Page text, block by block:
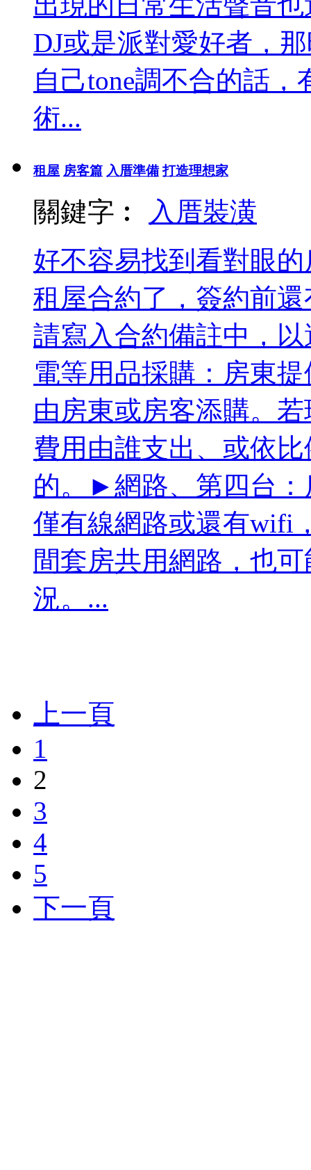
DJ或是派對愛好者，
自己tone調不合的話
術...
租屋 房客篇 入厝準備 打造理想家
關鍵字︰ 入厝裝潢
好不容易找到看對眼
租屋合約了，簽約前
請寫入合約備註中，
電等用品採購：房東
由房東或房客添購。
費用由誰支出、或依
的。►網路、第四台：
僅有線網路或還有wifi
間套房共用網路，也
況。...
上一頁
1
2
3
4
5
下一頁